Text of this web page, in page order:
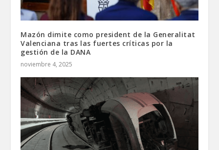
Mazón dimite como president de la Generalitat
Valenciana tras las fuertes críticas por la
gestión de la DANA
noviembre 4, 2025